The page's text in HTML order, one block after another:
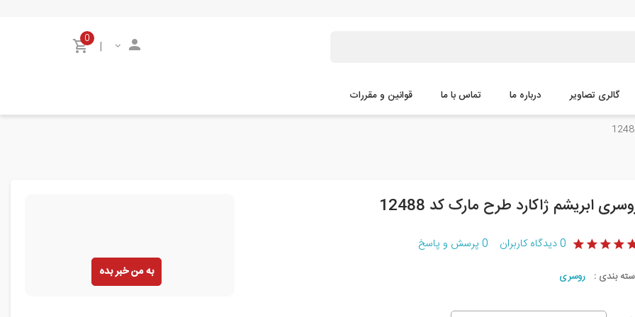
|
0
گالری تصاویر درباره ما تماس با ما قوانین و مقررات
ابریشم ژاکارد طرح مارک کد 12488
0دیدگاه کاربران 0 پرسش و پاسخ
بندی : روسری به من خبر بده